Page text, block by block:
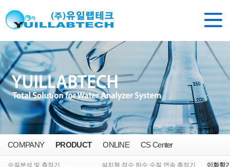
COMPANY PRODUCT ONLINE CS Center
수질분석 및 측정기
설치형 정수 하수 수질 연속 측정기
이화학